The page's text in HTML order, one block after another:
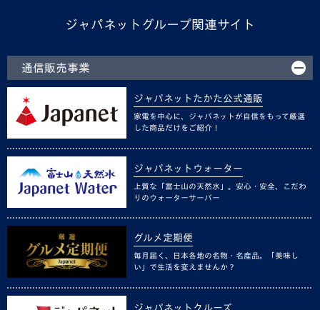
ジャパネットグループ関連サイト
通信販売事業
ジャパネットたかた公式通販
家電を中心に、ジャパネットが自信をもって厳選
した商品だけをご紹介！
ジャパネットウォーター
上質な「富士山の天然水」。安心・安全、こだわ
りのウォーターサーバー
グルメ定期便
毎月届く、日本各地の名物・名産品。「美味し
い」で生活を変えませんか？
ジャパネットクルーズ